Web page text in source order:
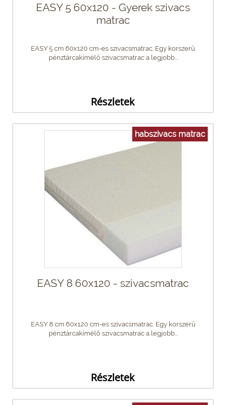
EASY 5 60x120 - Gyerek szivacs
matrac
EASY 5 cm 60x120 cm-es szivacsmatrac. Egy korszerű
pénztárcakímélő szivacsmatrac a legjobb...
Részletek
habszivacs matrac
EASY 8 60x120 - szivacsmatrac
EASY 8 cm 60x120 cm-es szivacsmatrac. Egy korszerű
pénztárcakímélő szivacsmatrac a legjobb...
Részletek